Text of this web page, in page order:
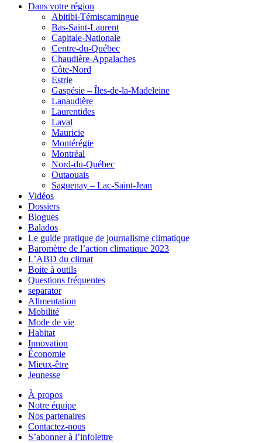
Dans votre région
Abitibi-Témiscamingue
Bas-Saint-Laurent
Capitale-Nationale
Centre-du-Québec
Chaudière-Appalaches
Côte-Nord
Estrie
Gaspésie – Îles-de-la-Madeleine
Lanaudière
Laurentides
Laval
Mauricie
Montérégie
Montréal
Nord-du-Québec
Outaouais
Saguenay – Lac-Saint-Jean
Vidéos
Dossiers
Blogues
Balados
Le guide pratique de journalisme climatique
Baromètre de l’action climatique 2023
L’ABD du climat
Boite à outils
Questions fréquentes
separator
Alimentation
Mobilité
Mode de vie
Habitat
Innovation
Économie
Mieux-être
Jeunesse
À propos
Notre équipe
Nos partenaires
Contactez-nous
S’abonner à l’infolettre